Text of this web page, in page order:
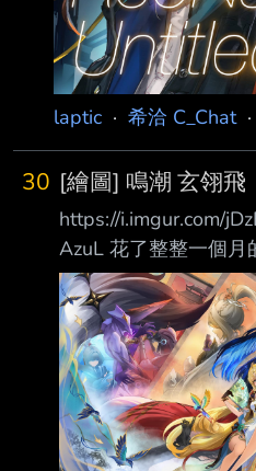
laptic · 希洽 C_Chat·
30 [繪圖] 鳴潮 玄翎飛
https://i.imgur.com/
AzuL 花了整整一個月
蠻煎熬的沒畫過內容
也滿滿。 說一些我對
版本的雖然在節奏上
我能感受得到，200
有去無回的戰役，玄
了這遍深愛的土地或
出。 損壞過，修補變